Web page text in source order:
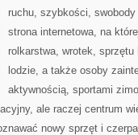
ruchu, szybkości,
strona internetowa, na
rolkarstwa, wrotek,
lodzie, a także osoby
aktywnością, sportami
ale raczej centrum
nowy sprzęt i